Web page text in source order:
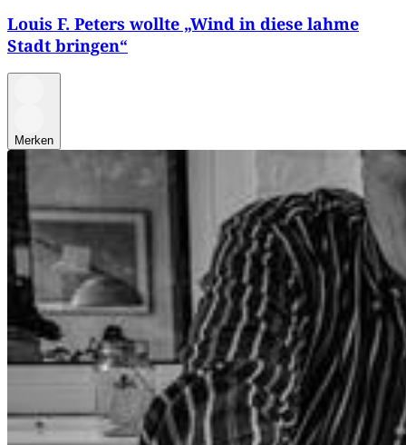
Louis F. Peters wollte „Wind in diese lahme
Stadt bringen“
Merken